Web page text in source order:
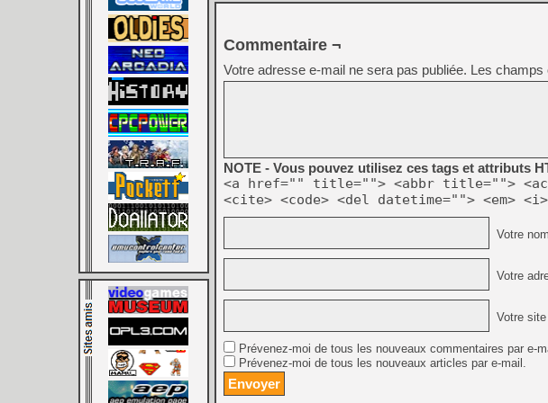
Commentaire ¬
Votre adresse e-mail ne sera pas publiée. Les champs
NOTE - Vous pouvez utilisez ces tags et attributs
<a href="" title=""> <abbr title="">
<cite> <code> <del datetime=""> <em>
Votre
Votre
Votre
Prévenez-moi de tous les nouveaux commentaires par e-
Prévenez-moi de tous les nouveaux articles par e-mail.